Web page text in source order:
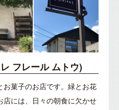
フレール ムトウ)
菓子のお店です。緑とお花
には、日々の朝食に欠かせ